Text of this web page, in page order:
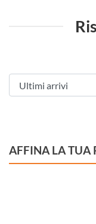
AFFINA LA TUA